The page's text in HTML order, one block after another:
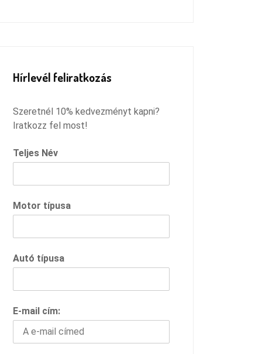
Hírlevél feliratkozás
Szeretnél 10% kedvezményt kapni?
Iratkozz fel most!
Teljes Név
Motor típusa
Autó típusa
E-mail cím: